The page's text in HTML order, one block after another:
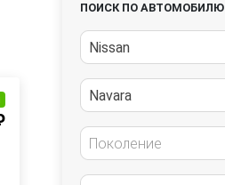
ПОИСК ПО АВТОМОБИЛЮ
Nissan
Navara
Поколение